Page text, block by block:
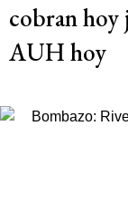
cobran hoy
AUH hoy